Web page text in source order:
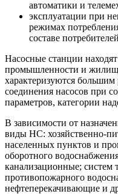
автоматики и
эксплуатации при
режимах
составе
Насосные станции
промышленности и
характеризуются
соединения насосов при
параметров, категории
В зависимости от
виды НС: хозяйственно-
населенных пунктов и
оборотного
канализационные; систем
противопожарного
нефтеперекачивающие и